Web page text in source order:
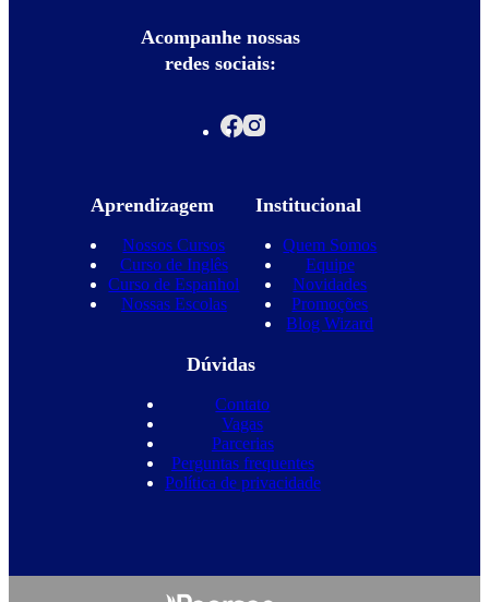
Acompanhe nossas
redes sociais:
Aprendizagem
Nossos Cursos
Curso de Inglês
Curso de Espanhol
Nossas Escolas
Institucional
Quem Somos
Equipe
Novidades
Promoções
Blog Wizard
Dúvidas
Contato
Vagas
Parcerias
Perguntas frequentes
Política de privacidade